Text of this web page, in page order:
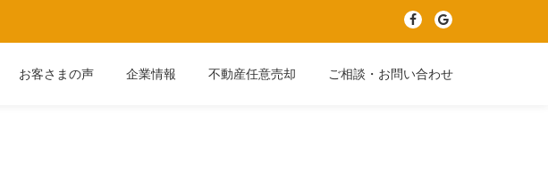
fa-
facebook
fa-
google
お客さまの声 企業情報 不動産任意売却 ご相談・お問い合わせ